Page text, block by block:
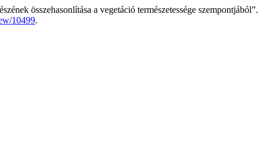
összehasonlítása a vegetáció természetessége szempontjából”.
10499.